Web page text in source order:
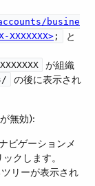
busine
XXXXXXX> ;
​ と
​ が組織
​ の後に表示され
無効):
ビゲーションメ
ックします。
リーが表示され